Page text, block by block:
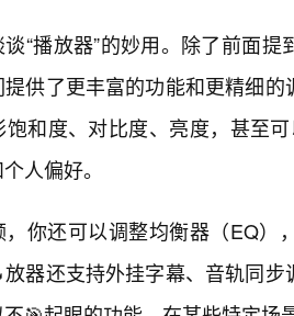
“播放器”的妙用。除了前面
供了更丰富的功能和更精细
饱和度、对比度、亮度，甚至
人偏好。
你还可以调整均衡器（EQ）
器还支持外挂字幕、音轨同